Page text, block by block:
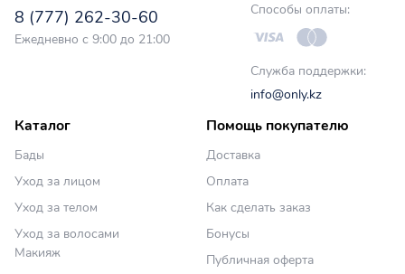
8 (777) 262-30-60
Ежедневно с 9:00 до 21:00
Способы оплаты:
Служба поддержки:
info@only.kz
Каталог
Бады
Уход за лицом
Уход за телом
Уход за волосами
Макияж
Помощь покупателю
Доставка
Оплата
Как сделать заказ
Бонусы
Публичная оферта